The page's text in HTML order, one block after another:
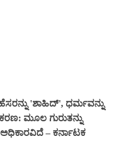
'ಶಾಹಿದ್', ಧರ್ಮವನ್ನು
ಮೂಲ ಗುರುತನ್ನು
– ಕರ್ನಾಟಕ